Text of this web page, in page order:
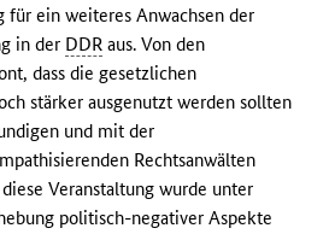
für ein weiteres Anwachsen der
in der DDR aus. Von den
dass die gesetzlichen
stärker ausgenutzt werden sollten
und mit der
Rechtsanwälten
Veranstaltung wurde unter
politisch-negativer Aspekte